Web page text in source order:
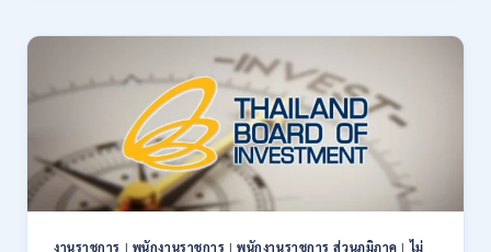
เปิด
สมัคร
บุคคล
เพื่อ
เป็น
พนักงาน
11
อัตรา
งานราชการ | พนักงานราชการ |พนักงานราชการ ส่วนภูมิภาค |ไม่